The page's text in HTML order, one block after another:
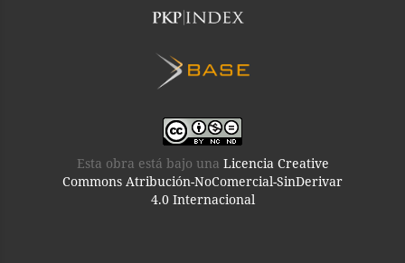
Esta obra está bajo una Licencia Creative
Commons Atribución-NoComercial-SinDerivar
4.0 Internacional